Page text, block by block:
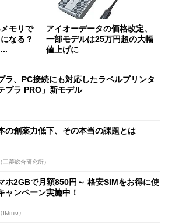
モリで
なる？
アイオーデータの価格改定、
一部モデルは25万円超の大幅
値上げに
ラ、PC接続にも対応したラベルプリンタ
プラ PRO」新モデル
の創薬力低下、その本当の課題とは
三菱総合研究所）
ホ2GBで月額850円～ 格安SIMをお得に使
ャンペーン実施中！
IIJmio）